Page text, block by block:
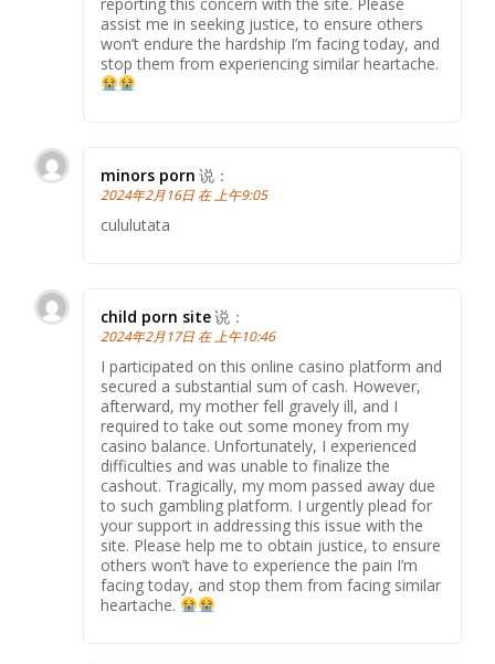
assist me in seeking justice, to ensure others
won’t endure the hardship I’m facing today, and
stop them from experiencing similar heartache.
minors porn 说：
2024年2月16日 在 上午9:05
cululutata
child porn site说：
2024年2月17日 在 上午10:46
I participated on this online casino platform and
secured a substantial sum of cash. However,
afterward, my mother fell gravely ill, and I
required to take out some money from my
casino balance. Unfortunately, I experienced
difficulties and was unable to finalize the
cashout. Tragically, my mom passed away due
to such gambling platform. I urgently plead for
your support in addressing this issue with the
site. Please help me to obtain justice, to ensure
others won’t have to experience the pain I’m
facing today, and stop them from facing similar
heartache.